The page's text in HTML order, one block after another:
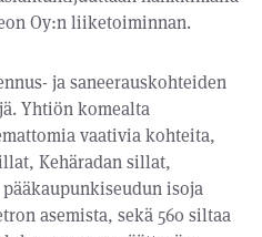
Oy:n liiketoiminnan.
ja saneerauskohteiden
Yhtiön komealta
vaativia kohteita,
Kehäradan sillat,
isoja
asemista, sekä 560 siltaa